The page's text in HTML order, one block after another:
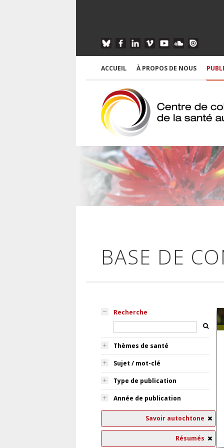
ACCUEIL À PROPOS DE NOUS
BASE DE
Recherche
Thèmes de santé
Sujet / mot-clé
Type de publication
Année de publication
Savoir autochtone
Résumés